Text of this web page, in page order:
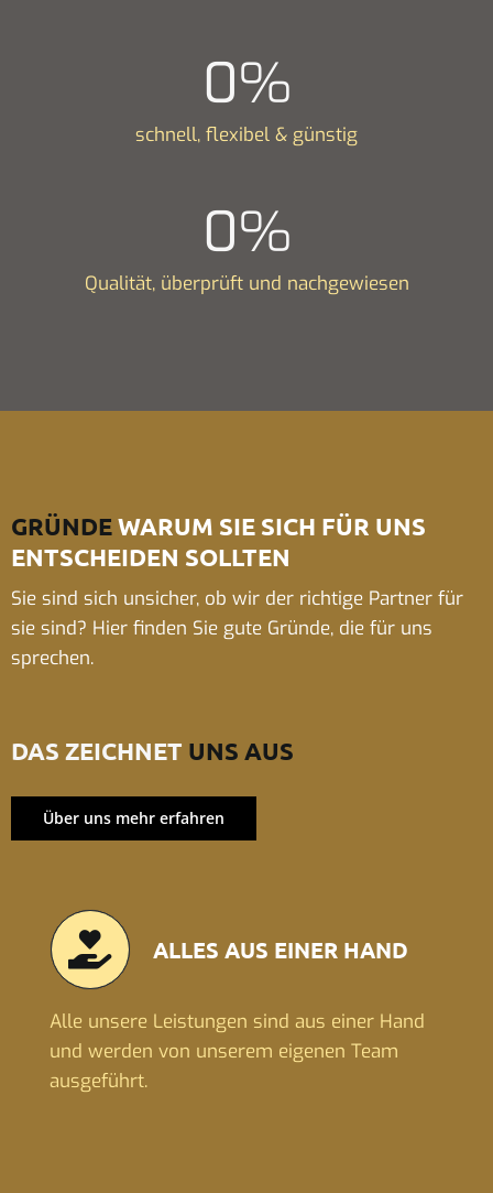
0%
schnell, flexibel & günstig
0%
Qualität, überprüft und nachgewiesen
GRÜNDEWARUM SIE SICH FÜR UNS
ENTSCHEIDEN SOLLTEN
Sie sind sich unsicher, ob wir der richtige Partner für
sie sind? Hier finden Sie gute Gründe, die für uns
sprechen.
DAS ZEICHNET UNS AUS
Über uns mehr erfahren
ALLES AUS EINER HAND
Alle unsere Leistungen sind aus einer Hand
und werden von unserem eigenen Team
ausgeführt.